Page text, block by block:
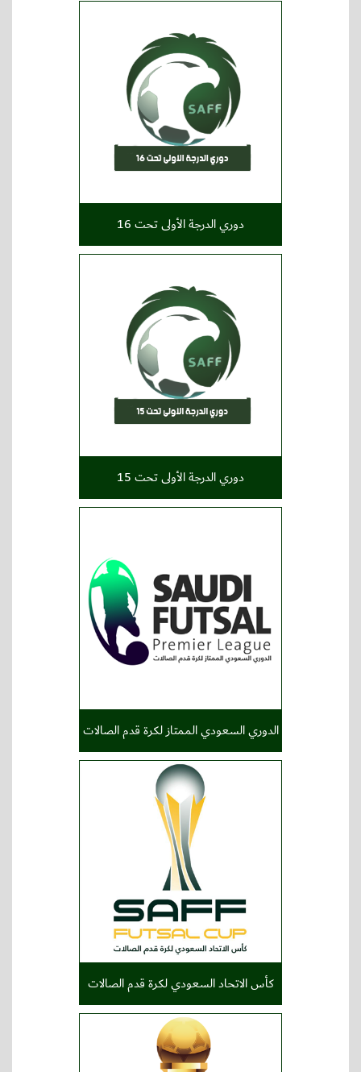
دوري الدرجة الأولى تحت 16
دوري الدرجة الأولى تحت 15
الدوري السعودي الممتاز لكرة قدم الصالات
كأس الاتحاد السعودي لكرة قدم الصالات